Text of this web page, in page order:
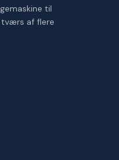
til
tværs af flere